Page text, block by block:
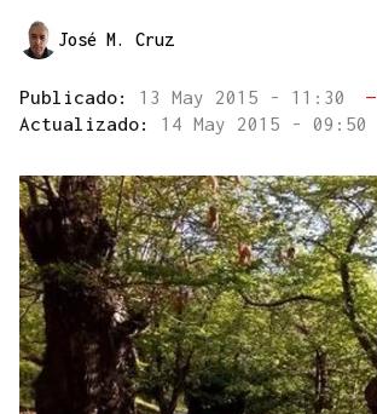
José M. Cruz
Publicado: 13 May 2015 - 11:30
—
Actualizado: 14 May 2015 - 09:50